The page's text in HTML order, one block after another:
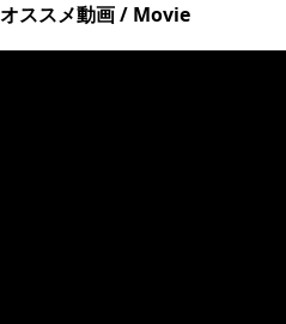
オススメ動画 / Movie